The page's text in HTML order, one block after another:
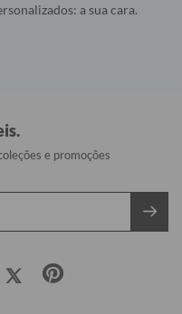
a sua cara.
e promoções